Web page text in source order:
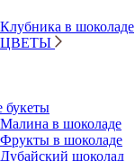
Клубника в шоколаде
ЦВЕТЫ
букеты
Малина в шоколаде
Фрукты в шоколаде
Дубайский шоколад